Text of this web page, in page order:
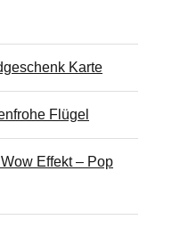
Karte
Flügel
Effekt – Pop